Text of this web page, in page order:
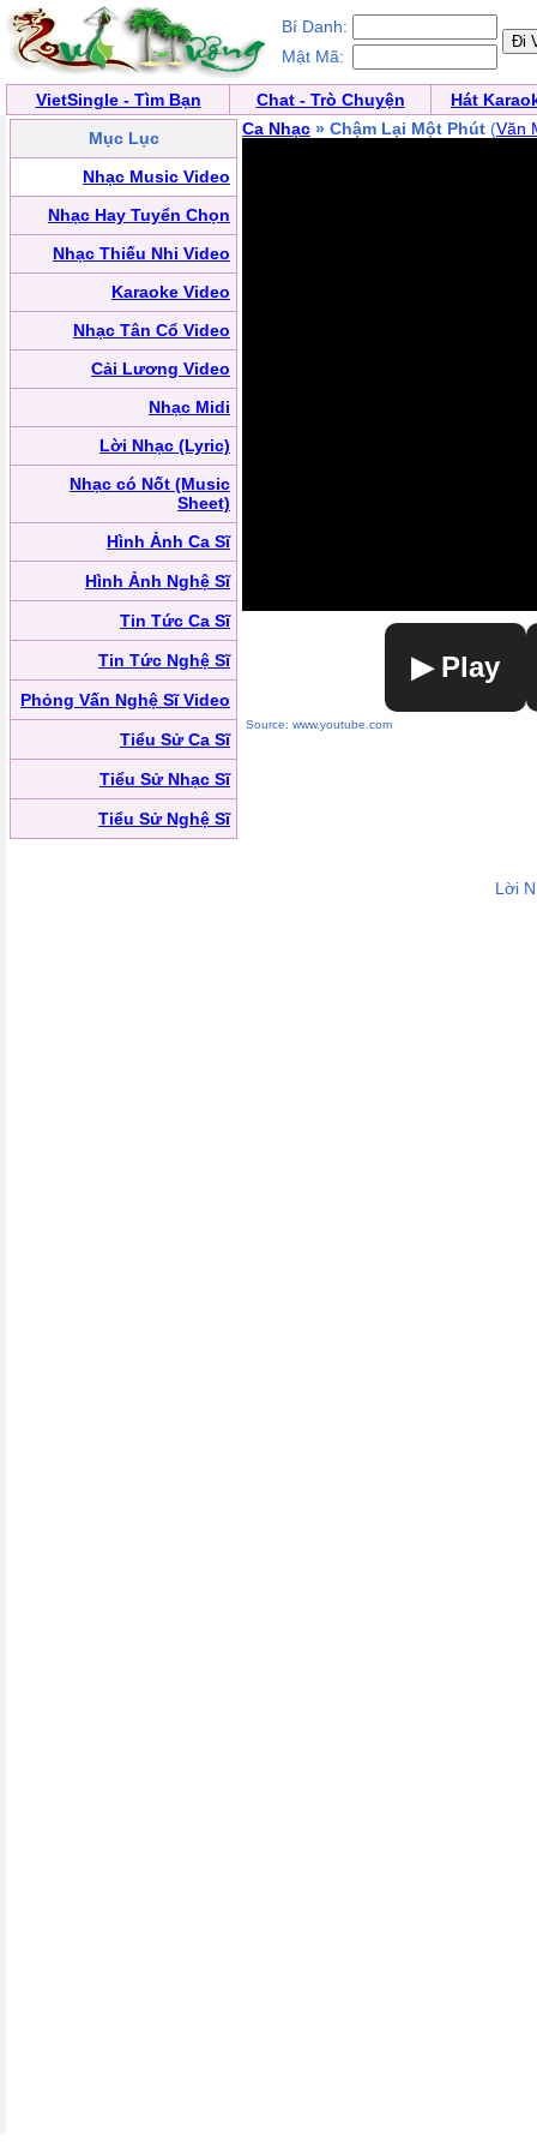
Bí Danh:
Mật Mã:
VietSingle - Tìm Bạn Chat - Trò Chuyện
Hát
Mục Lục
Nhạc Music Video
Nhạc Hay Tuyển Chọn
Nhạc Thiếu Nhi Video
Karaoke Video
Nhạc Tân Cổ Video
Cải Lương Video
Nhạc Midi
Lời Nhạc (Lyric)
Nhạc có Nốt (Music
Sheet)
Hình Ảnh Ca Sĩ
Hình Ảnh Nghệ Sĩ
Tin Tức Ca Sĩ
Tin Tức Nghệ Sĩ
Phỏng Vấn Nghệ Sĩ Video
Tiểu Sử Ca Sĩ
Tiểu Sử Nhạc Sĩ
Tiểu Sử Nghệ Sĩ
Ca Nhạc » Chậm Lại Một Phút (Văn
▶ Play
Source: www.youtube.com
Lời